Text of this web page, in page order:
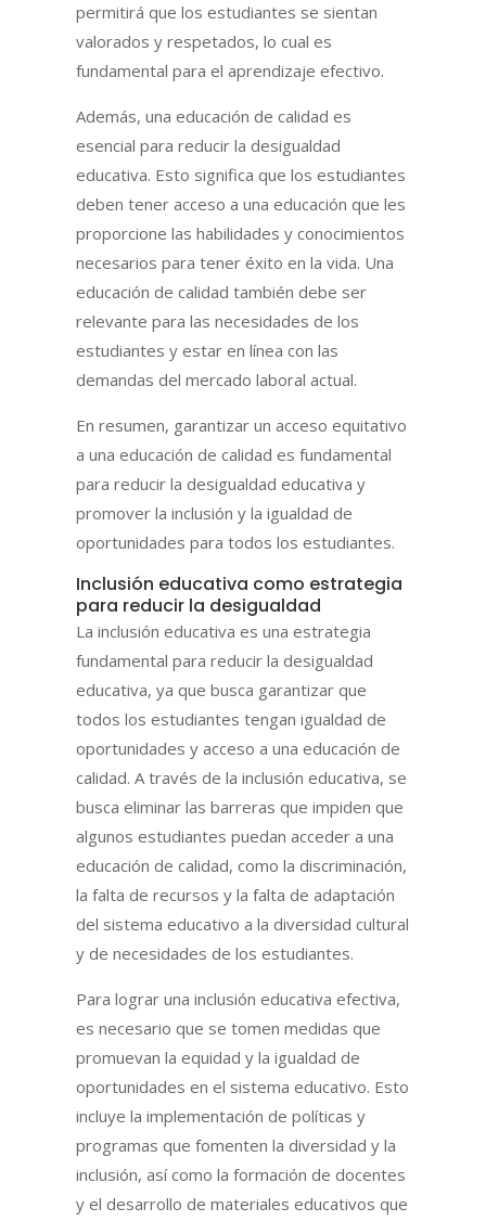
permitirá que los estudiantes se sientan
valorados y respetados, lo cual es
fundamental para el aprendizaje efectivo.
Además, una educación de calidad es
esencial para reducir la desigualdad
educativa. Esto significa que los estudiantes
deben tener acceso a una educación que les
proporcione las habilidades y conocimientos
necesarios para tener éxito en la vida. Una
educación de calidad también debe ser
relevante para las necesidades de los
estudiantes y estar en línea con las
demandas del mercado laboral actual.
En resumen, garantizar un acceso equitativo
a una educación de calidad es fundamental
para reducir la desigualdad educativa y
promover la inclusión y la igualdad de
oportunidades para todos los estudiantes.
Inclusión educativa como estrategia
para reducir la desigualdad
La inclusión educativa es una estrategia
fundamental para reducir la desigualdad
educativa, ya que busca garantizar que
todos los estudiantes tengan igualdad de
oportunidades y acceso a una educación de
calidad. A través de la inclusión educativa, se
busca eliminar las barreras que impiden que
algunos estudiantes puedan acceder a una
educación de calidad, como la discriminación,
la falta de recursos y la falta de adaptación
del sistema educativo a la diversidad cultural
y de necesidades de los estudiantes.
Para lograr una inclusión educativa efectiva,
es necesario que se tomen medidas que
promuevan la equidad y la igualdad de
oportunidades en el sistema educativo. Esto
incluye la implementación de políticas y
programas que fomenten la diversidad y la
inclusión, así como la formación de docentes
y el desarrollo de materiales educativos que